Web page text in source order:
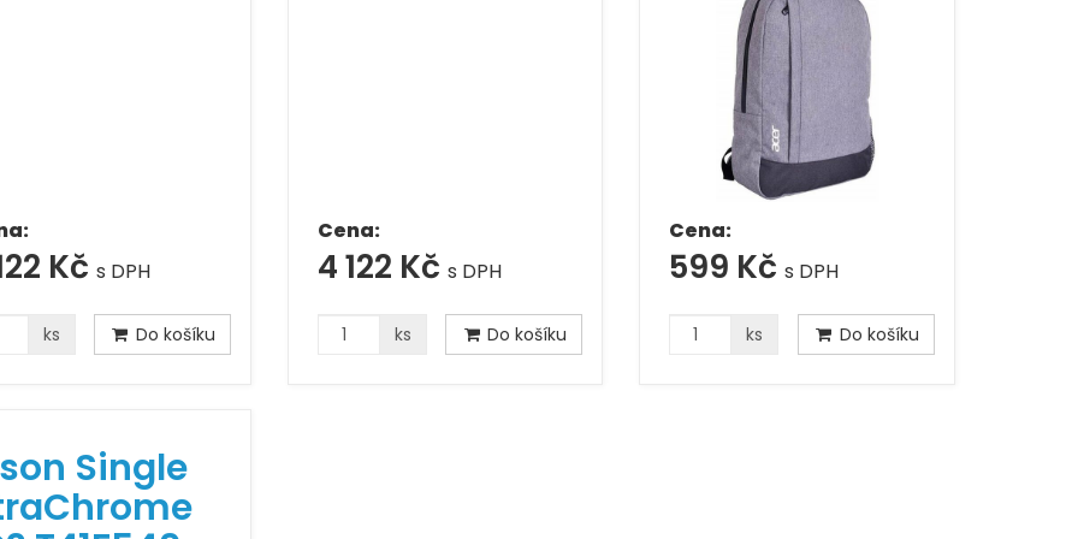
Kč s DPH
ks Do košíku
Cena:
4 122 Kč s DPH
ks Do košíku
Cena:
599 Kčs DPH
ks Do košíku
Single